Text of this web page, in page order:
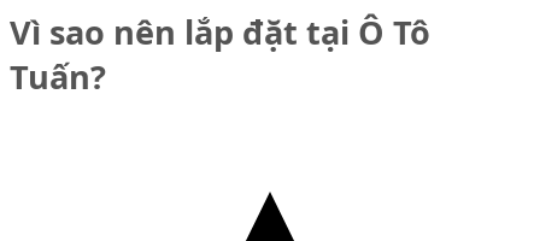
Vì sao nên lắp đặt tại Ô Tô
Tuấn?